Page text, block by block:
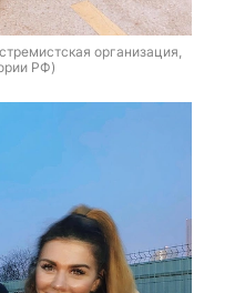
организация,
РФ)